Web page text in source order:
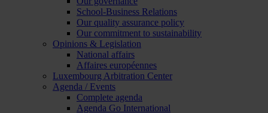
School-Business Relations
Our quality assurance policy
Our commitment to sustainability
Opinions & Legislation
National affairs
Affaires européennes
Luxembourg Arbitration Center
Agenda / Events
Complete agenda
Agenda Go International